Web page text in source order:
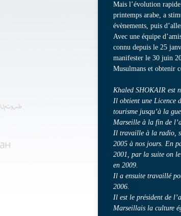
Mais l’évolution
printemps arabe, a
évènements, puis
Avec une équipe
connu depuis le 25
manifester le 30 juin
Musulmans et obtenir
Khaled SHOKAIR est
Il obtient une Licence
tourisme jusqu’à la
Marseille à la fin de
Il travaille à la radio,
2005 à nos jours. En
2001, par la suite on
en 2009.
Il a ensuite travaillé
2006.
Il est le président de
Marseillais la culture